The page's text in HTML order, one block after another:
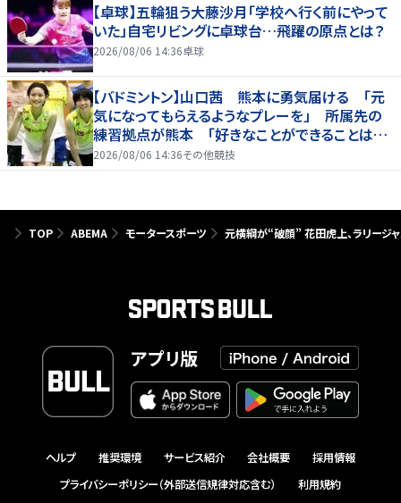
【卓球】五輪狙う大藤沙月「学校へ行く前にやって
いた」自宅リビングに卓球台…飛躍の原点とは？
2026/08/06 14:36卓球
【バドミントン】山口茜 熊本に勇気届ける 「元
気になってもらえるようなプレーを」 所属先の
練習拠点が熊本 「好きなことができることは当
たり前じゃない」
2026/08/06 14:36その他競技
TOP ABEMA モータースポーツ 元横綱が“破顔” 花田虎上、ラリージ
アプリ版
ヘルプ 推奨環境 サービス紹介 会社概要
採用情報
プライバシーポリシー（外部送信規律対応含む）
利用規約